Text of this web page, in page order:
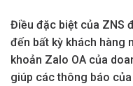
Điều đặc biệt của ZNS
đến bất kỳ khách hàng
khoản Zalo OA của
giúp các thông báo